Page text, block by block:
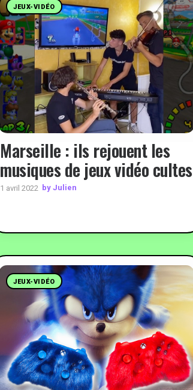
JEUX-VIDÉO
Marseille : ils rejouent les
musiques de jeux vidéo cultes
1 avril 2022 by Julien
JEUX-VIDÉO